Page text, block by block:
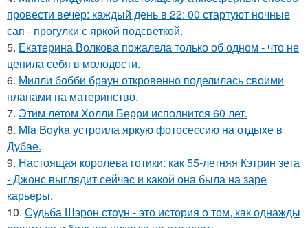
провести вечер: каждый день в 22: 00 стартуют ночные
сап - прогулки с яркой подсветкой.
5. Екатерина Волкова пожалела только об одном - что не
ценила себя в молодости.
6. Милли бобби браун откровенно поделилась своими
планами на материнство.
7. Этим летом Холли Берри исполнится 60 лет.
8. Mia Boyka устроила яркую фотосессию на отдыхе в
Дубае.
9. Настоящая королева готики: как 55-летняя Кэтрин зета
- Джонс выглядит сейчас и какой она была на заре
карьеры.
10. Судьба Шэрон стоун - это история о том, как однажды